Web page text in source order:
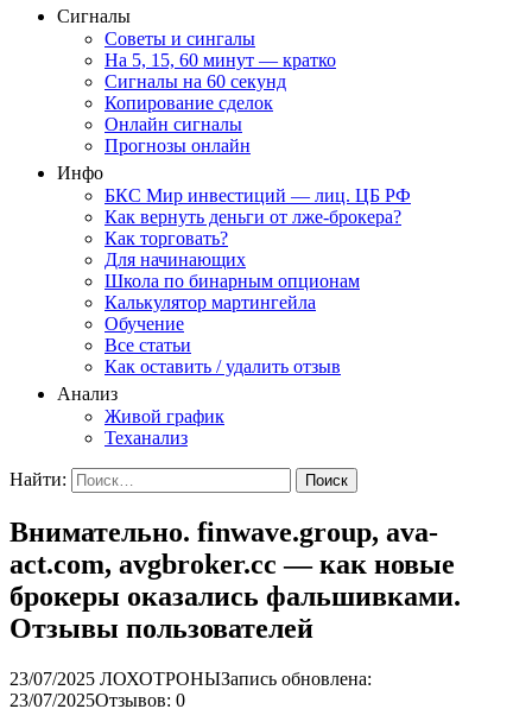
Сигналы
Советы и сингалы
На 5, 15, 60 минут — кратко
Сигналы на 60 секунд
Копирование сделок
Онлайн сигналы
Прогнозы онлайн
Инфо
БКС Мир инвестиций — лиц. ЦБ РФ
Как вернуть деньги от лже-брокера?
Как торговать?
Для начинающих
Школа по бинарным опционам
Калькулятор мартингейла
Обучение
Все статьи
Как оставить / удалить отзыв
Анализ
Живой график
Теханализ
Найти:
Внимательно. finwave.group, ava-
act.com, avgbroker.cc — как новые
брокеры оказались фальшивками.
Отзывы пользователей
23/07/2025 ЛОХОТРОНЫЗапись обновлена:
23/07/2025Отзывов: 0